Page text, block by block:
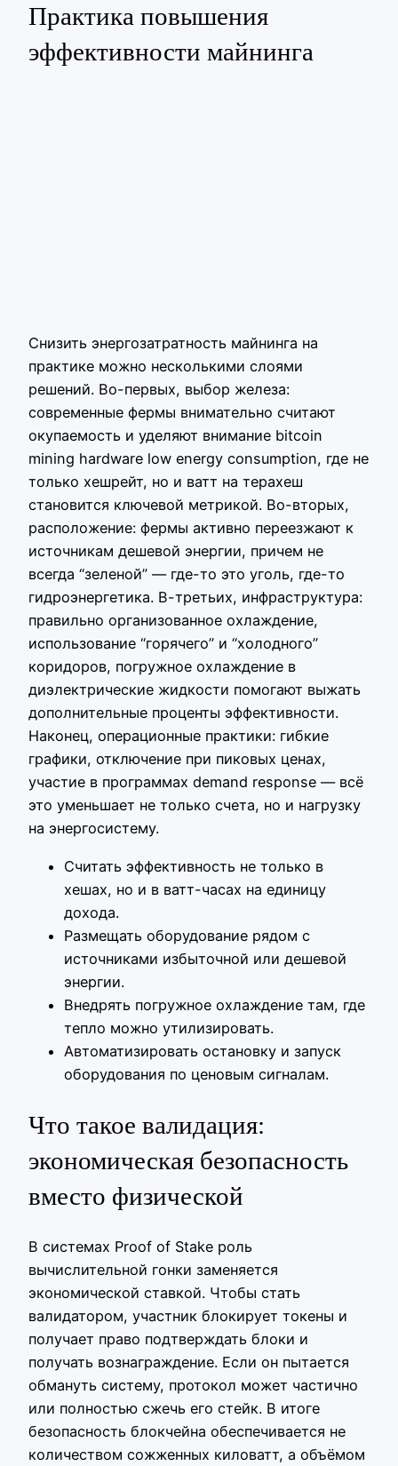
Практика повышения
эффективности майнинга
Снизить энергозатратность майнинга на
практике можно несколькими слоями
решений. Во-первых, выбор железа:
современные фермы внимательно считают
окупаемость и уделяют внимание bitcoin
mining hardware low energy consumption, где не
только хешрейт, но и ватт на терахеш
становится ключевой метрикой. Во-вторых,
расположение: фермы активно переезжают к
источникам дешевой энергии, причем не
всегда “зеленой” — где-то это уголь, где-то
гидроэнергетика. В-третьих, инфраструктура:
правильно организованное охлаждение,
использование “горячего” и “холодного”
коридоров, погружное охлаждение в
диэлектрические жидкости помогают выжать
дополнительные проценты эффективности.
Наконец, операционные практики: гибкие
графики, отключение при пиковых ценах,
участие в программах demand response — всё
это уменьшает не только счета, но и нагрузку
на энергосистему.
Считать эффективность не только в
хешах, но и в ватт-часах на единицу
дохода.
Размещать оборудование рядом с
источниками избыточной или дешевой
энергии.
Внедрять погружное охлаждение там, где
тепло можно утилизировать.
Автоматизировать остановку и запуск
оборудования по ценовым сигналам.
Что такое валидация:
экономическая безопасность
вместо физической
В системах Proof of Stake роль
вычислительной гонки заменяется
экономической ставкой. Чтобы стать
валидатором, участник блокирует токены и
получает право подтверждать блоки и
получать вознаграждение. Если он пытается
обмануть систему, протокол может частично
или полностью сжечь его стейк. В итоге
безопасность блокчейна обеспечивается не
количеством сожженных киловатт, а объёмом